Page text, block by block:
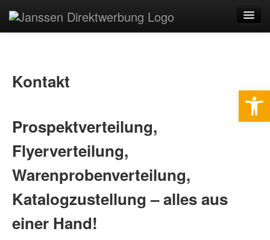
Leistungen
Service
Kontakt
Login
Kontakt
Prospektverteilung,
Flyerverteilung,
Warenprobenverteilung,
Katalogzustellung – alles aus
einer Hand!